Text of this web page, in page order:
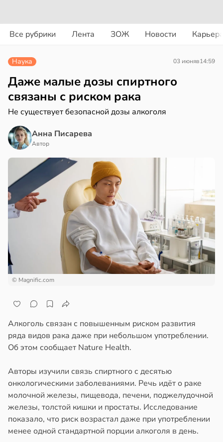
Все рубрики Лента ЗОЖ Новости
в13:55
21:42
Наука 03 июняв14:59
Даже малые дозы спиртного
связаны с риском рака
Не существует безопасной дозы алкоголя
Анна Писарева
Автор
© Magnific.com
Алкоголь связан с повышенным риском развития
ряда видов рака даже при небольшом употреблении.
Об этом сообщает Nature Health.
Авторы изучили связь спиртного с десятью
онкологическими заболеваниями. Речь идёт о раке
молочной железы, пищевода, печени, поджелудочной
железы, толстой кишки и простаты. Исследование
показало, что риск возрастал даже при употреблении
менее одной стандартной порции алкоголя в день.
в17:40
19:12